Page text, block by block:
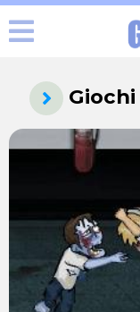
Giochi